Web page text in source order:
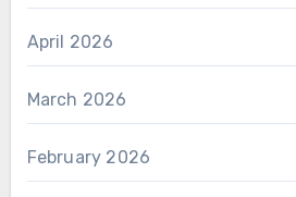
April 2026
March 2026
February 2026